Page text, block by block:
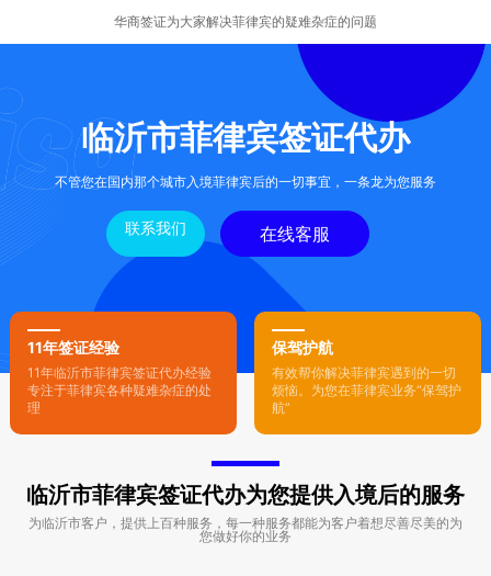
华商签证为大家解决菲律宾的疑难杂症的问题
临沂市菲律宾签证代办
不管您在国内那个城市入境菲律宾后的一切事宜，一条龙为您服务
联系我们 在线客服
11年签证经验
11年临沂市菲律宾签证代办经验
专注于菲律宾各种疑难杂症的处
理
保驾护航
有效帮你解决菲律宾遇到的一切
烦恼。为您在菲律宾业务“保驾护
航”
临沂市菲律宾签证代办为您提供入境后的服务
为临沂市客户，提供上百种服务，每一种服务都能为客户着想尽善尽美的为
您做好你的业务